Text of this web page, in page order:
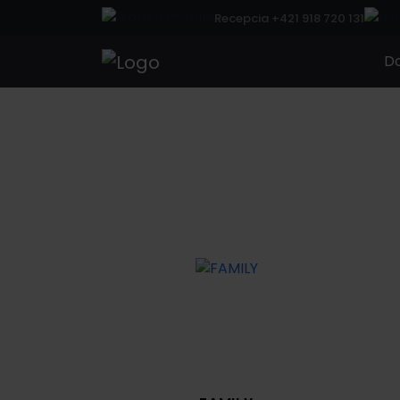
Recepcia +421 918 720 131